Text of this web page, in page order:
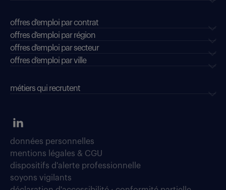
offres d'emploi par contrat
offres d'emploi par région
offres d'emploi par secteur
offres d’emploi par ville
métiers qui recrutent
données personnelles
mentions légales & CGU
dispositifs d'alerte professionnelle
soyons vigilants